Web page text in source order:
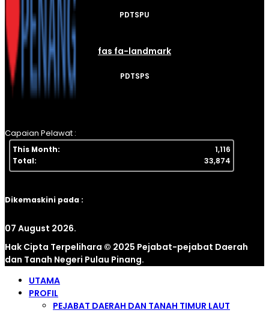
PDTSPU
fas fa-landmark
PDTSPS
Capaian Pelawat :
This Month:
1,116
Total:
33,874
Dikemaskini pada :
07 August 2026.
Hak Cipta Terpelihara © 2025 Pejabat-pejabat Daerah
dan Tanah Negeri Pulau Pinang.
UTAMA
PROFIL
PEJABAT DAERAH DAN TANAH TIMUR LAUT